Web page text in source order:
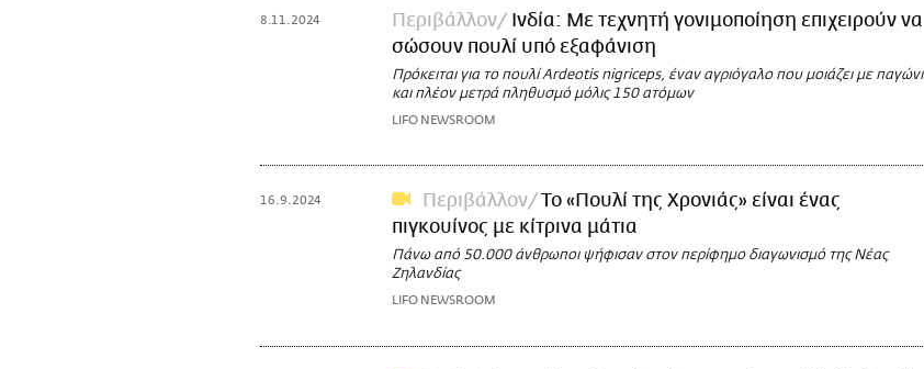
8.11.2024 Περιβάλλον
Ινδία: Με τεχνητή γονιμοποίηση επιχειρούν να
σώσουν πουλί υπό εξαφάνιση
Πρόκειται για το πουλί Ardeotis nigriceps, έναν αγριόγαλο που μοιάζει με παγώνι
και πλέον μετρά πληθυσμό μόλις 150 ατόμων
LIFO NEWSROOM
16.9.2024 Περιβάλλον
Το «Πουλί της Χρονιάς» είναι ένας
πιγκουίνος με κίτρινα μάτια
Πάνω από 50.000 άνθρωποι ψήφισαν στον περίφημο διαγωνισμό της Νέας
Ζηλανδίας
LIFO NEWSROOM